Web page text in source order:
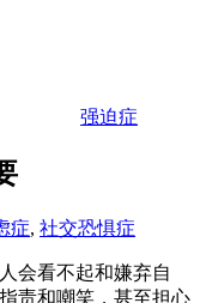
强迫症
症, 社交恐惧症
会看不起和嫌弃自
责和嘲笑，甚至担心